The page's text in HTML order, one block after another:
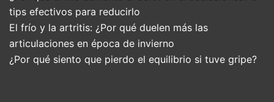
tips efectivos para reducirlo
El frío y la artritis: ¿Por qué duelen más las
articulaciones en época de invierno
¿Por qué siento que pierdo el equilibrio si tuve gripe?